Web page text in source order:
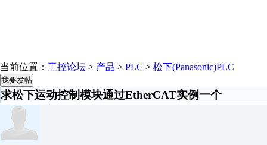
当前位置： 工控论坛 > 产品 > PLC > 松下(Panasonic)PLC
我要发帖
求松下运动控制模块通过EtherCAT实例一个